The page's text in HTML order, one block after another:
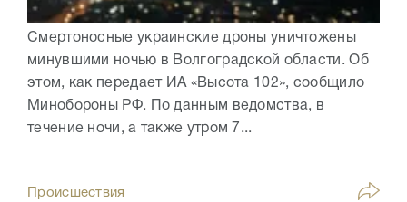
Смертоносные украинские дроны уничтожены
минувшими ночью в Волгоградской области. Об
этом, как передает ИА «Высота 102», сообщило
Минобороны РФ. По данным ведомства, в
течение ночи, а также утром 7...
Происшествия